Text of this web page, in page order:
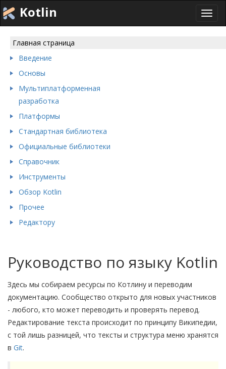
Kotlin
Главная страница
Введение
Основы
Мультиплатформенная
разработка
Платформы
Стандартная библиотека
Официальные библиотеки
Справочник
Инструменты
Обзор Kotlin
Прочее
Редактору
Руководство по языку Kotlin
Здесь мы собираем ресурсы по Котлину и переводим
документацию. Сообщество открыто для новых участников
- любого, кто может переводить и проверять перевод.
Редактирование текста происходит по принципу Википедии,
с той лишь разницей, что тексты и структура меню хранятся
в Git.